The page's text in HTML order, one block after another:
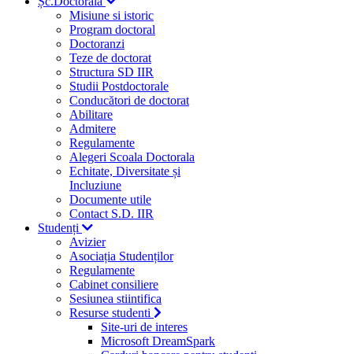
Misiune si istoric
Program doctoral
Doctoranzi
Teze de doctorat
Structura SD IIR
Studii Postdoctorale
Conducători de doctorat
Abilitare
Admitere
Regulamente
Alegeri Scoala Doctorala
Echitate, Diversitate și
Incluziune
Documente utile
Contact S.D. IIR
Studenți
Avizier
Asociația Studenților
Regulamente
Cabinet consiliere
Sesiunea stiintifica
Resurse studenti
Site-uri de interes
Microsoft DreamSpark